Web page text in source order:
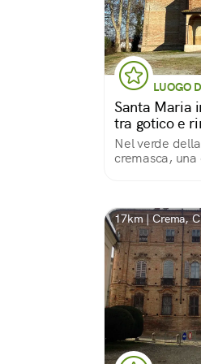
LUOGO
Santa Maria
tra gotico e
Nel verde
cremasca, una
17km | Crema,